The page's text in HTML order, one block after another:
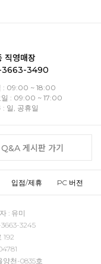
직영매장
3490
: 09:00 ~ 18:00
일 : 09:00 ~ 17:00
: 일, 공휴일
Q&A 게시판 가기
입점/제휴 PC 버전
: 유미
3245
192
양천-0835호